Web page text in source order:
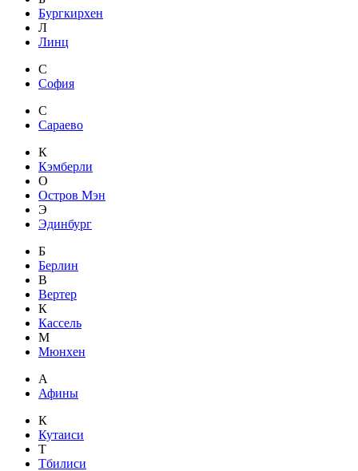
Бургкирхен
Л
Линц
С
София
С
Сараево
К
Кэмберли
О
Остров Мэн
Э
Эдинбург
Б
Берлин
В
Вертер
К
Кассель
М
Мюнхен
А
Афины
К
Кутаиси
Т
Тбилиси